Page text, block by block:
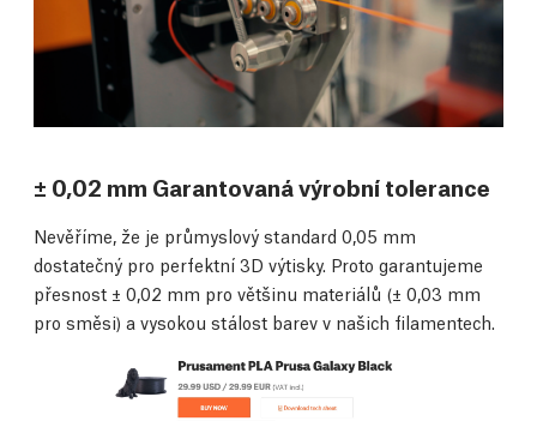
± 0,02 mm Garantovaná výrobní tolerance
Nevěříme, že je průmyslový standard 0,05 mm
dostatečný pro perfektní 3D výtisky. Proto garantujeme
přesnost ± 0,02 mm pro většinu materiálů (± 0,03 mm
pro směsi) a vysokou stálost barev v našich filamentech.